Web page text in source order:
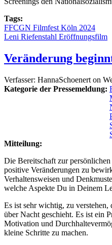
Tags:
FFCGN Filmfest Köln 2024
Leni Riefenstahl Eröffnungsfilm
Veränderung
Verfasser: HannaSchoenert on
Kategorie der Pressemeldung:
Mitteilung:
Die Bereitschaft zur
positive Veränderungen zu
Verhaltensweisen und
welche Aspekte Du in Deinem
Es ist sehr wichtig, zu verstehen,
über Nacht geschieht. Es ist ein
Motivation und
kleine Schritte zu machen.